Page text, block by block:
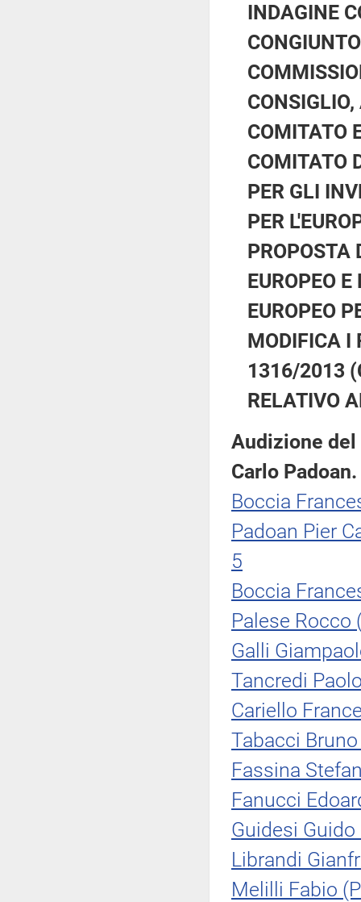
INDAGINE
COMITATO
COMITATO
PER GLI
PER
PROPOSTA
EUROPEO
EUROPEO
MODIFICA I
1316/2013
RELATIVO
Audizione
Carlo Padoan.
Boccia
Padoan Pier
5
Boccia
Palese Rocco
Galli
Tancredi
Cariello
Tabacci Bruno
Fassina
Fanucci
Guidesi Guido
Librandi
Melilli Fabio